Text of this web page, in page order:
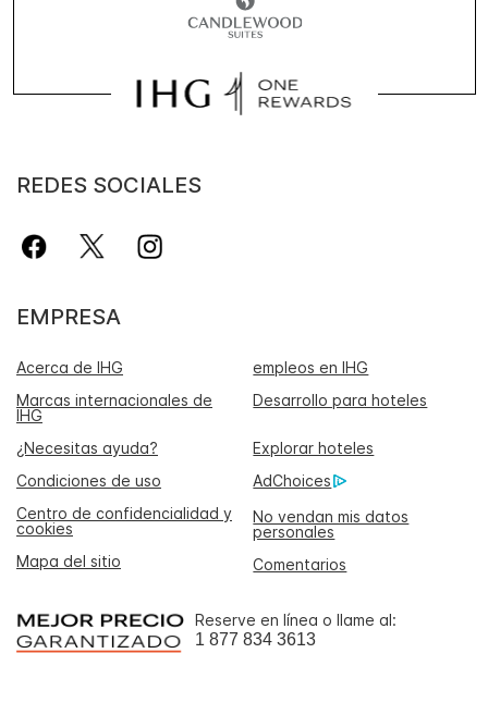
REDES SOCIALES
EMPRESA
Acerca de IHG
empleos en IHG
Marcas internacionales de
IHG
Desarrollo para hoteles
¿Necesitas ayuda?
Explorar hoteles
Condiciones de uso
AdChoices
Centro de confidencialidad y
cookies
No vendan mis datos
personales
Mapa del sitio
Comentarios
Reserve en línea o llame al:
1 877 834 3613